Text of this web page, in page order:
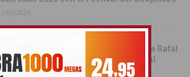
06/2026
celebra la tercera edición del Día de Rafal
historia, cultura y convivencia vecinal
06/2026